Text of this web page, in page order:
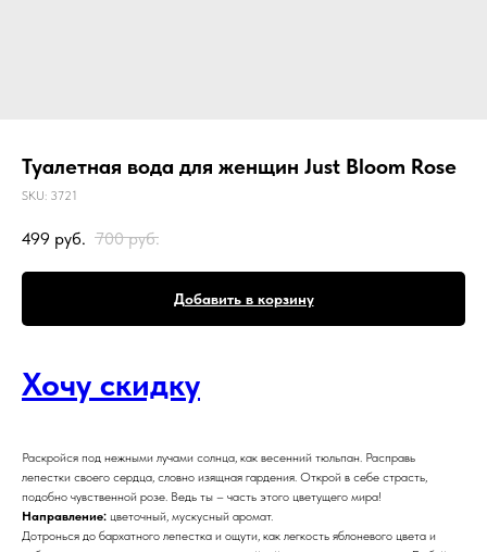
Туалетная вода для женщин Just Bloom Rose
SKU: 3721
499 руб. 700 руб.
Добавить в корзину
Хочу скидку
Раскройся под нежными лучами солнца, как весенний тюльпан. Расправь
лепестки своего сердца, словно изящная гардения. Открой в себе страсть,
подобно чувственной розе. Ведь ты – часть этого цветущего мира!
Направление: цветочный, мускусный аромат.
Дотронься до бархатного лепестка и ощути, как легкость яблоневого цвета и